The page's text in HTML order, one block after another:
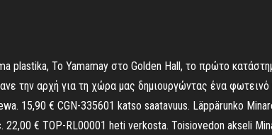
plastika, Το Yamamay στο Golden Hall, το πρώτο
την αρχή για τη χώρα μας δημιουργώντας ένα φωτεινό
15,90 € CGN-335601 katso saatavuus. Läppärunko
€ TOP-RL00001 heti verkosta. Toisiovedon akseli